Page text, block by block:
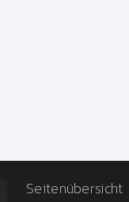
Seitenübersicht